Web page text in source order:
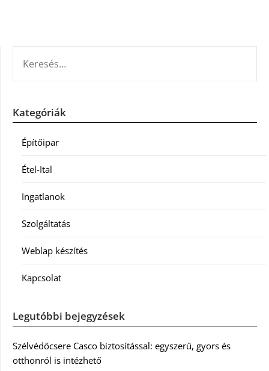
Kategóriák
Építőipar
Étel-Ital
Ingatlanok
Szolgáltatás
Weblap készítés
Kapcsolat
Legutóbbi bejegyzések
Szélvédőcsere Casco biztosítással: egyszerű, gyors és
otthonról is intézhető